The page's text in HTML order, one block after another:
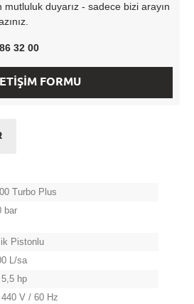
mutluluk duyarız - sadece bizi arayın
32 00
FORMU
Turbo Plus
bar
Pistonlu
L/sa
hp
V / 60 Hz